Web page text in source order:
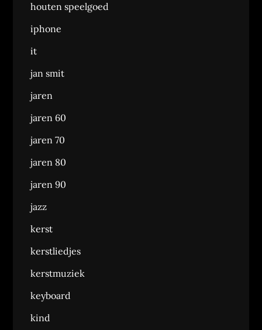
houten speelgoed
iphone
it
jan smit
jaren
jaren 60
jaren 70
jaren 80
jaren 90
jazz
kerst
kerstliedjes
kerstmuziek
keyboard
kind